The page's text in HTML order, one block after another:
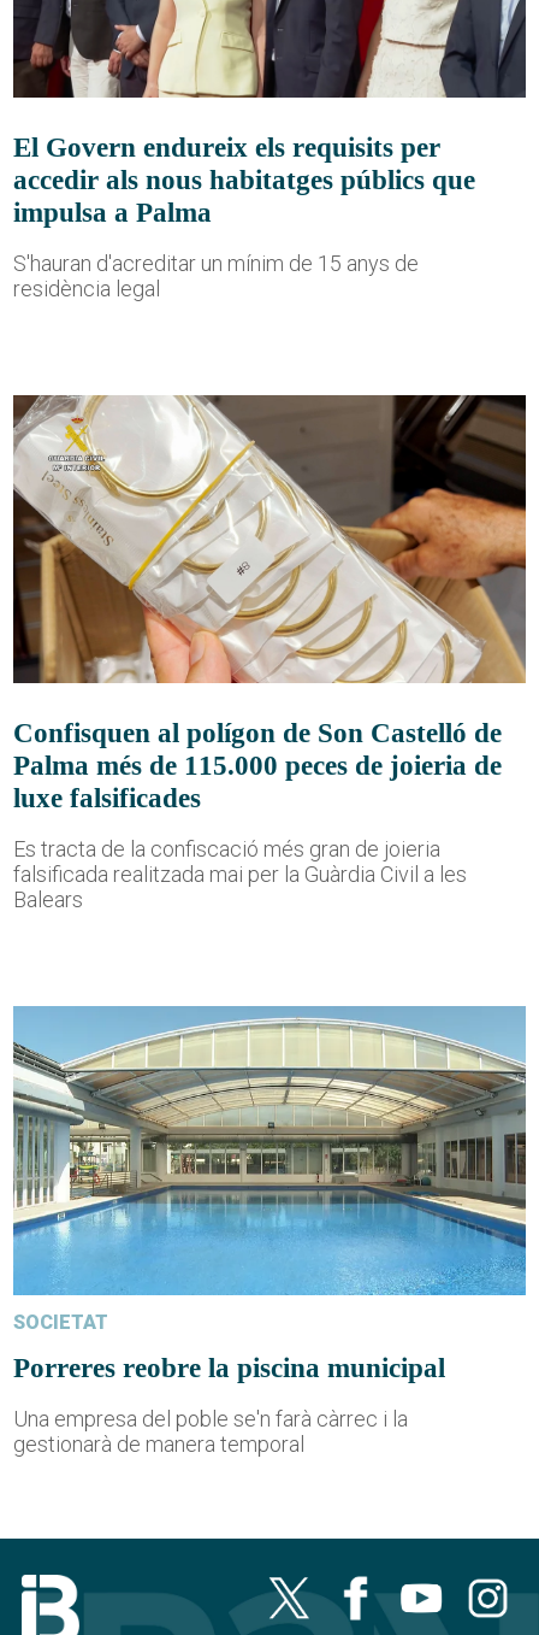
El Govern endureix els requisits per
accedir als nous habitatges públics que
impulsa a Palma
S'hauran d'acreditar un mínim de 15 anys de
residència legal
Confisquen al polígon de Son Castelló de
Palma més de 115.000 peces de joieria de
luxe falsificades
Es tracta de la confiscació més gran de joieria
falsificada realitzada mai per la Guàrdia Civil a les
Balears
SOCIETAT
Porreres reobre la piscina municipal
Una empresa del poble se'n farà càrrec i la
gestionarà de manera temporal